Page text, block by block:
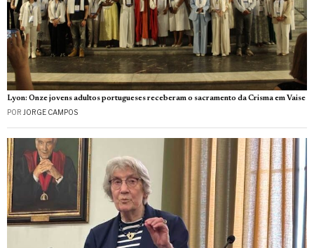
Lyon: Onze jovens adultos portugueses receberam o sacramento da Crisma em Vaise
POR JORGE CAMPOS